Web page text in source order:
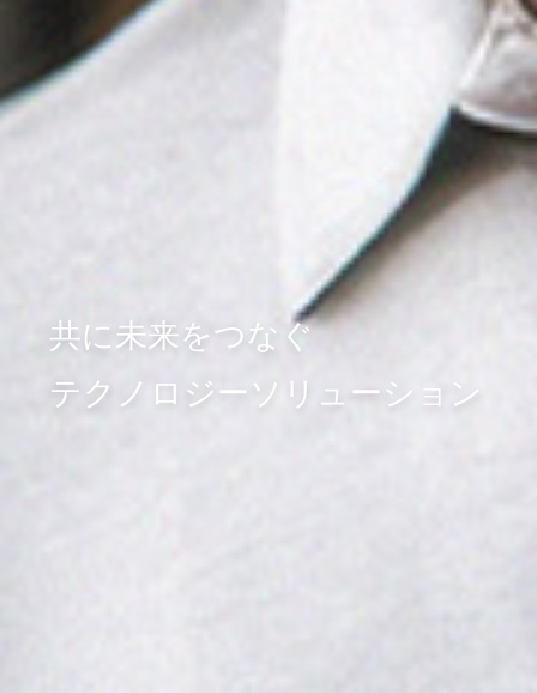
共に未来をつなぐ
テクノロジーソリューション